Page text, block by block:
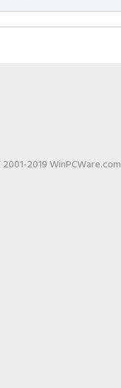
2001-2019 WinPCWare.com